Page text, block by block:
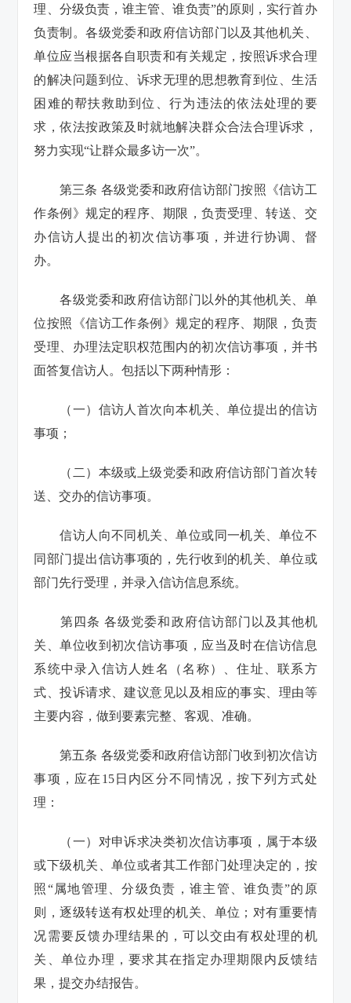
理、分级负责，谁主管、谁负责”的原则，实行首办
负责制。各级党委和政府信访部门以及其他机关、
单位应当根据各自职责和有关规定，按照诉求合理
的解决问题到位、诉求无理的思想教育到位、生活
困难的帮扶救助到位、行为违法的依法处理的要
求，依法按政策及时就地解决群众合法合理诉求，
努力实现“让群众最多访一次”。
第三条 各级党委和政府信访部门按照《信访工
作条例》规定的程序、期限，负责受理、转送、交
办信访人提出的初次信访事项，并进行协调、督
办。
各级党委和政府信访部门以外的其他机关、单
位按照《信访工作条例》规定的程序、期限，负责
受理、办理法定职权范围内的初次信访事项，并书
面答复信访人。包括以下两种情形：
（一）信访人首次向本机关、单位提出的信访
事项；
（二）本级或上级党委和政府信访部门首次转
送、交办的信访事项。
信访人向不同机关、单位或同一机关、单位不
同部门提出信访事项的，先行收到的机关、单位或
部门先行受理，并录入信访信息系统。
第四条 各级党委和政府信访部门以及其他机
关、单位收到初次信访事项，应当及时在信访信息
系统中录入信访人姓名（名称）、住址、联系方
式、投诉请求、建议意见以及相应的事实、理由等
主要内容，做到要素完整、客观、准确。
第五条 各级党委和政府信访部门收到初次信访
事项，应在15日内区分不同情况，按下列方式处
理：
（一）对申诉求决类初次信访事项，属于本级
或下级机关、单位或者其工作部门处理决定的，按
照“属地管理、分级负责，谁主管、谁负责”的原
则，逐级转送有权处理的机关、单位；对有重要情
况需要反馈办理结果的，可以交由有权处理的机
关、单位办理，要求其在指定办理期限内反馈结
果，提交办结报告。